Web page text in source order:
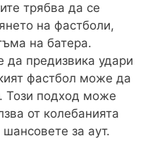
трябва да се
на фастболи,
на батера.
да предизвика удари
фастбол може да
Този подход може
от колебанията
за аут.